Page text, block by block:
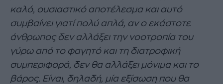
καλό, ουσιαστικό αποτέλεσμα και αυτό
συμβαίνει γιατί πολύ απλά, αν ο εκάστοτε
άνθρωπος δεν αλλάξει την νοοτροπία του
γύρω από το φαγητό και τη διατροφική
συμπεριφορά, δεν θα αλλάξει μόνιμα και το
βάρος. Είναι, δηλαδή, μία εξίσωση που θα